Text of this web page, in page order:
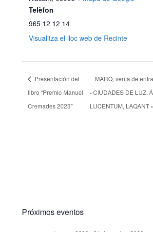
Telèfon
965 12 12 14
Visualitza el lloc web de Recinte
Presentación del
libro “Premio Manuel
Cremades 2023”
MARQ, venta de
«CIUDADES DE LUZ.
LUCENTUM, LAQANT «
Próximos eventos